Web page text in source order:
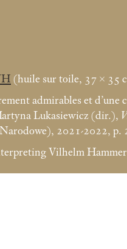
(huile sur toile, 37 × 35
admirables et d’une
Lukasiewicz (dir.),
2021-2022, p.
Vilhelm